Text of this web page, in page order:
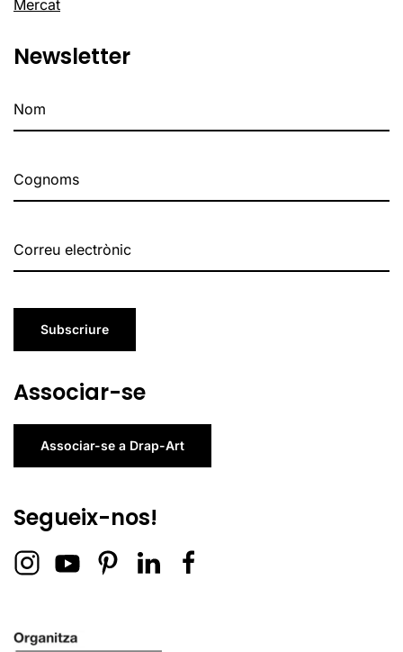
Mercat
Newsletter
Subscriure
Associar-se
Associar-se a Drap-Art
Segueix-nos!